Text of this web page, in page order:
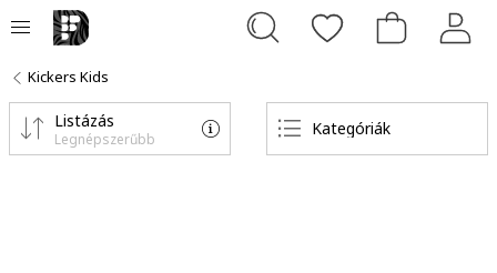
Kickers Kids
Kategóriák
Listázás
Legnépszerűbb